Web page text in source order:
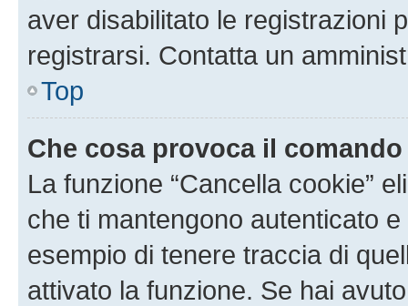
aver disabilitato le registrazioni
registrarsi. Contatta un
Top
Che cosa provoca il
La funzione “Cancella cookie”
che ti mantengono autenticato
esempio di tenere traccia di
attivato la funzione. Se hai